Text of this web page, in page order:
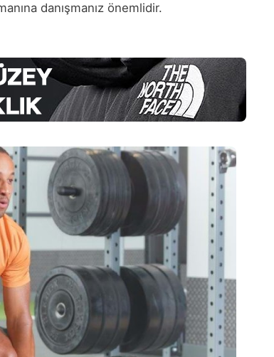
danışmanız önemlidir.